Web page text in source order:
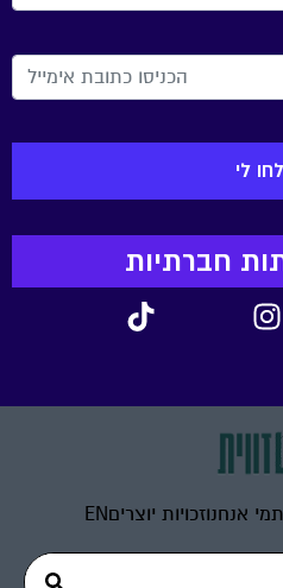
חברתיות
מי אנחנוזכויות יוצריםEN